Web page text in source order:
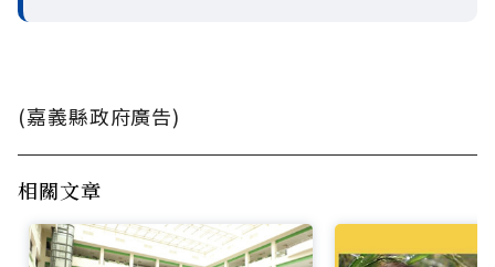
(嘉義縣政府廣告)
相關文章